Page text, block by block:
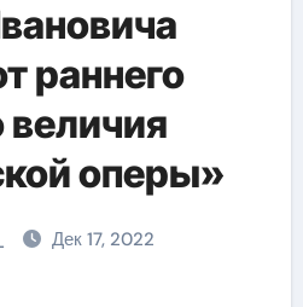
раннего
величия
оперы»
Дек 17, 2022